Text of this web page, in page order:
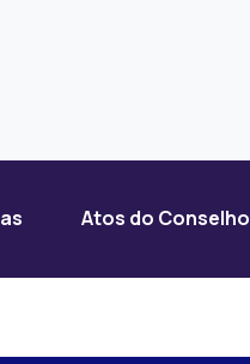
Atos do Conselho